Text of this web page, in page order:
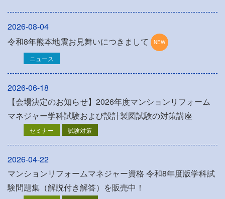
2026-08-04
令和8年熊本地震お見舞いにつきまして
ニュース
2026-06-18
【会場決定のお知らせ】2026年度マンションリフォーム
マネジャー学科試験および設計製図試験の対策講座
セミナー 試験対策
2026-04-22
マンションリフォームマネジャー資格 令和8年度版学科試
験問題集（解説付き解答）を販売中！